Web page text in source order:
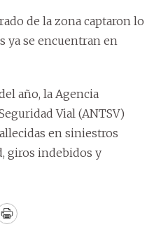
de la zona captaron lo
ya se encuentran en
año, la Agencia
Vial (ANTSV)
en siniestros
giros indebidos y
Print